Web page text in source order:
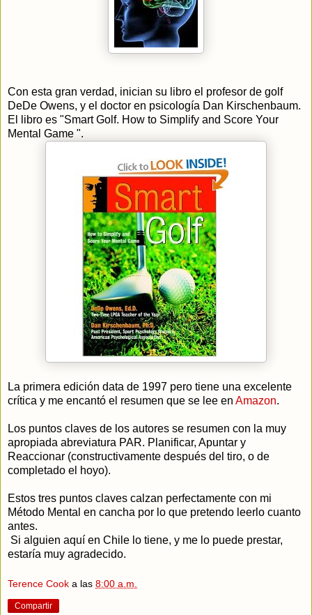
Con esta gran verdad, inician su libro el profesor de golf
DeDe Owens, y el doctor en psicología Dan Kirschenbaum.
El libro es "Smart Golf. How to Simplify and Score Your
Mental Game ".
La primera edición data de 1997 pero tiene una excelente
crítica y me encantó el resumen que se lee en Amazon.
Los puntos claves de los autores se resumen con la muy
apropiada abreviatura PAR. Planificar, Apuntar y
Reaccionar (constructivamente después del tiro, o de
completado el hoyo).
Estos tres puntos claves calzan perfectamente con mi
Método Mental en cancha por lo que pretendo leerlo cuanto
antes.
Si alguien aquí en Chile lo tiene, y me lo puede prestar,
estaría muy agradecido.
Terence Cook a las 8:00 a.m.
Compartir